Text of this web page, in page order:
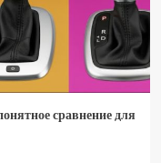
сравнение для